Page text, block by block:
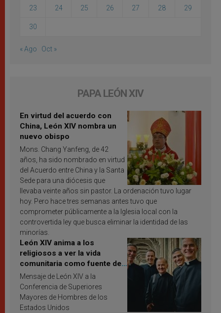
23 24 25 26 27 28 29
30
« Ago Oct »
PAPA LEÓN XIV
En virtud del acuerdo con
China, León XIV nombra un
nuevo obispo
Mons. Chang Yanfeng, de 42
años, ha sido nombrado en virtud
del Acuerdo entre China y la Santa
Sede para una diócesis que
llevaba veinte años sin pastor. La ordenación tuvo lugar
hoy. Pero hace tres semanas antes tuvo que
comprometer públicamente a la Iglesia local con la
controvertida ley que busca eliminar la identidad de las
minorías.
León XIV anima a los
religiosos a ver la vida
comunitaria como fuente de
inspiración y santificación
Mensaje de León XIV a la
Conferencia de Superiores
Mayores de Hombres de los
Estados Unidos